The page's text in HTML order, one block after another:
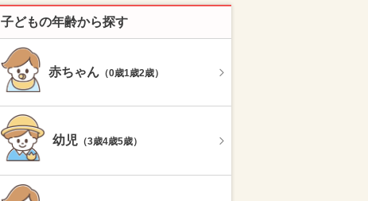
子どもの年齢から探す
赤ちゃん （0歳1歳2歳）
幼児 （3歳4歳5歳）